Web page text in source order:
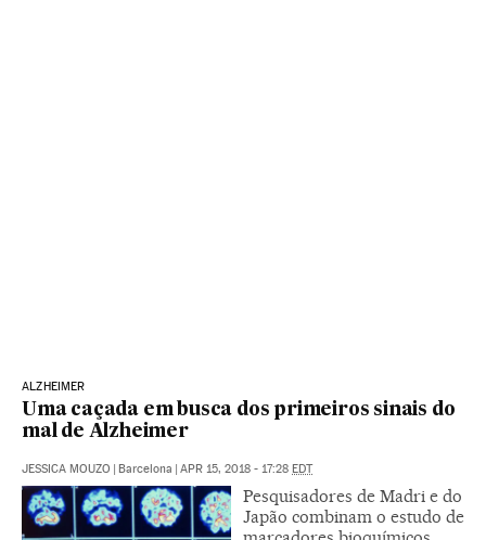
ALZHEIMER
Uma caçada em busca dos primeiros sinais do
mal de Alzheimer
JESSICA MOUZO | Barcelona | APR 15, 2018 - 17:28 EDT
Pesquisadores de Madri e do
Japão combinam o estudo de